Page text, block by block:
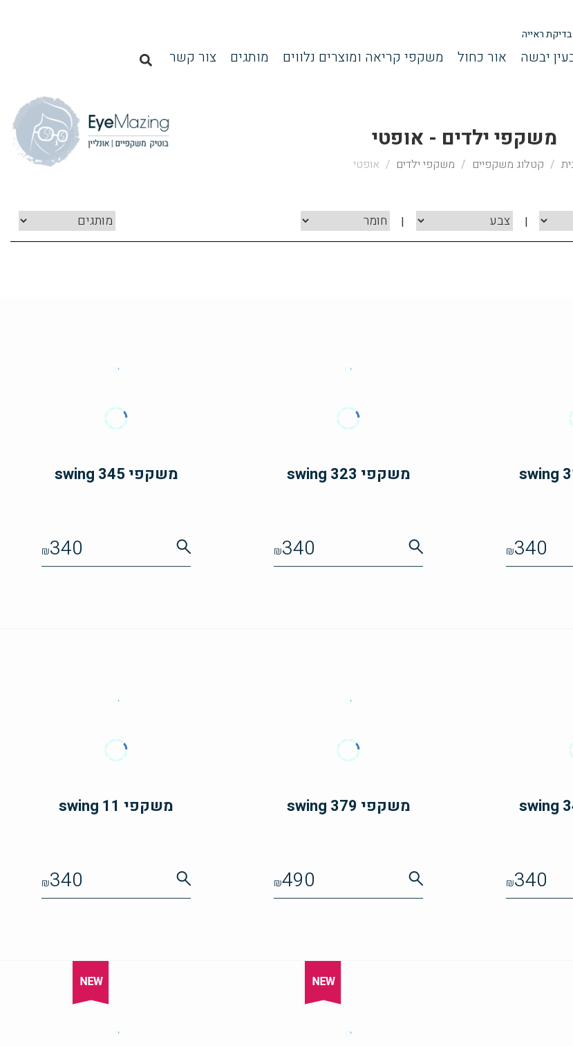
ראייה
יבשה אור כחול משקפי קריאה ומוצרים נלווים מותגים צור קשר
משקפי ילדים - אופטי
קטלוג משקפיים משקפי ילדים אופטי
|
|
₪340
משקפי swing 323
₪340
משקפי swing 345
₪340
₪340
משקפי swing 379
₪490
משקפי swing 11
₪340